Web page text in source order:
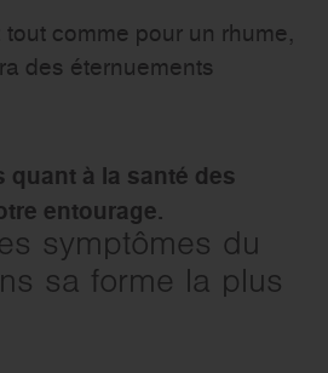
comme pour un rhume,
des éternuements
à la santé des
entourage.
symptômes du
sa forme la plus